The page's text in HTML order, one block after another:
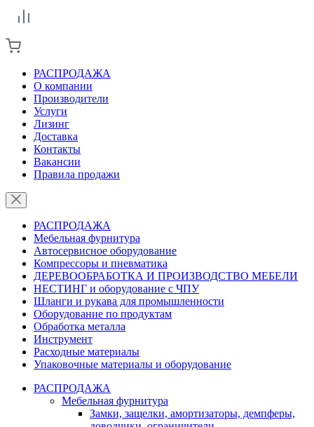
РАСПРОДАЖА
О компании
Производители
Услуги
Лизинг
Доставка
Контакты
Вакансии
Правила продажи
РАСПРОДАЖА
Мебельная фурнитура
Автосервисное оборудование
Компрессоры и пневматика
ДЕРЕВООБРАБОТКА И ПРОИЗВОДСТВО МЕБЕЛИ
НЕСТИНГ и оборудование с ЧПУ
Шланги и рукава для промышленности
Оборудование по продуктам
Обработка металла
Инструмент
Расходные материалы
Упаковочные материалы и оборудование
РАСПРОДАЖА
Мебельная фурнитура
Замки, защелки, амортизаторы, демпферы,